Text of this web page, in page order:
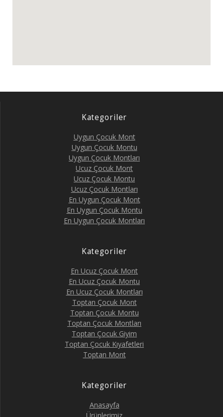
Kategoriler
Uygun Çocuk Mont
Uygun Çocuk Montu
Uygun Çocuk Montları
Ucuz Çocuk Mont
Ucuz Çocuk Montu
Ucuz Çocuk Montları
En Uygun Çocuk Mont
En Uygun Çocuk Montu
En Uygun Çocuk Montları
Kategoriler
En Ucuz Çocuk Mont
En Ucuz Çocuk Montu
En Ucuz Çocuk Montları
Toptan Çocuk Mont
Toptan Çocuk Montu
Toptan Çocuk Montları
Toptan Çocuk Giyim
Toptan Çocuk Kıyafetleri
Toptan Mont
Kategoriler
Anasayfa